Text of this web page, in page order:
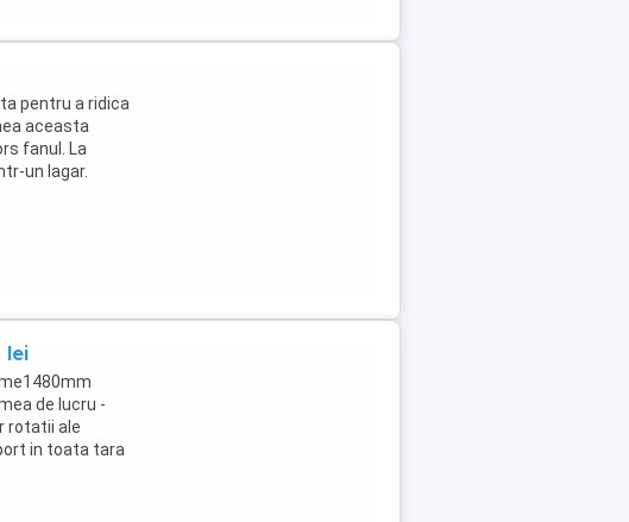
pentru a ridica
aceasta
fanul. La
un lagar.
lei
de lucru -
rotatii ale
in toata tara